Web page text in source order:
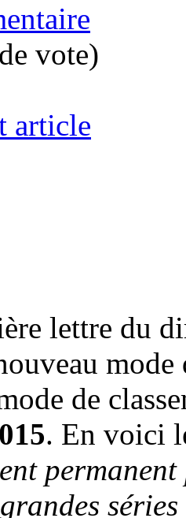
vote)
article
lettre du
mode
de
. En voici